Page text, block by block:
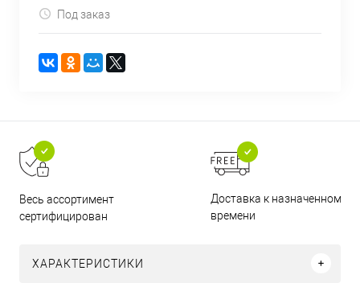
Под заказ
Весь ассортимент
сертифицирован
Доставка к назначенному
времени
ХАРАКТЕРИСТИКИ